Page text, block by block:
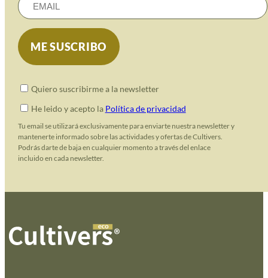
Quiero suscribirme a la newsletter
He leido y acepto la Política de privacidad
Tu email se utilizará exclusivamente para enviarte nuestra newsletter y
mantenerte informado sobre las actividades y ofertas de Cultivers.
Podrás darte de baja en cualquier momento a través del enlace
incluido en cada newsletter.